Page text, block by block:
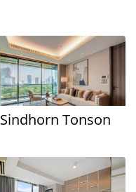
Sindhorn Tonson